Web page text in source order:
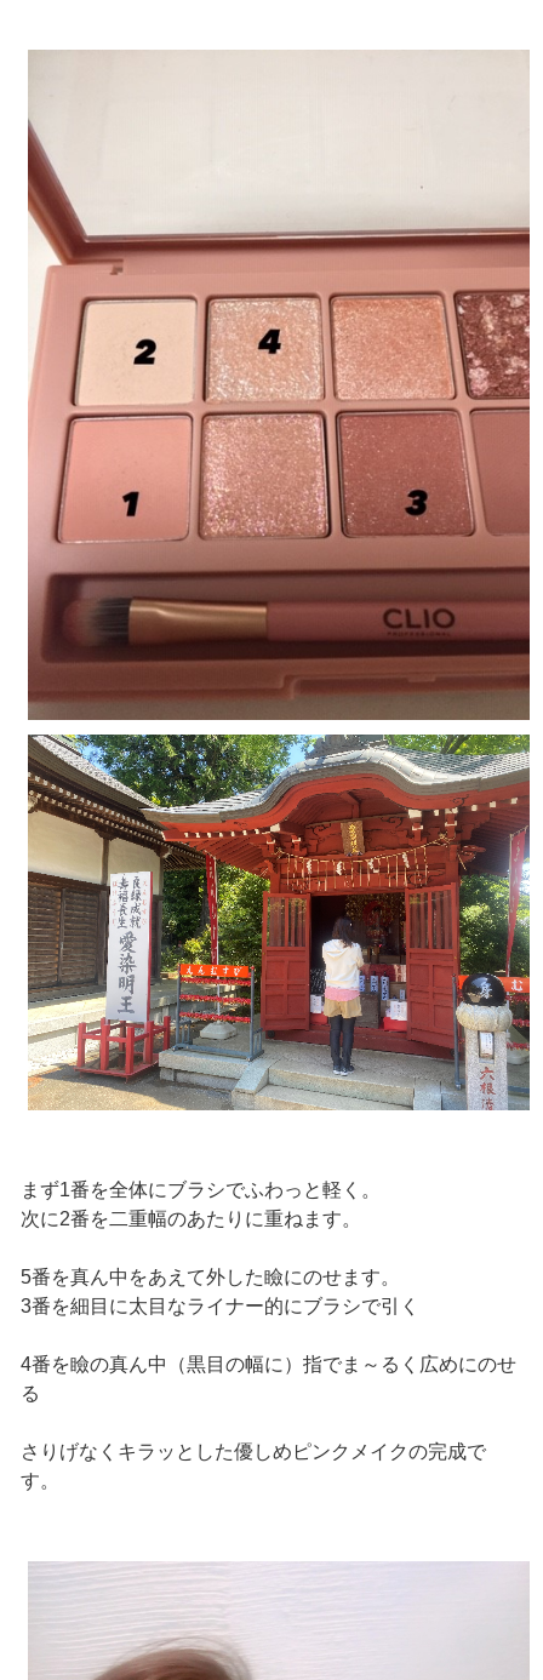
まず1番を全体にブラシでふわっと軽く。
次に2番を二重幅のあたりに重ねます。
5番を真ん中をあえて外した瞼にのせます。
3番を細目に太目なライナー的にブラシで引く
4番を瞼の真ん中（黒目の幅に）指でま～るく広めにのせ
る
さりげなくキラッとした優しめピンクメイクの完成で
す。